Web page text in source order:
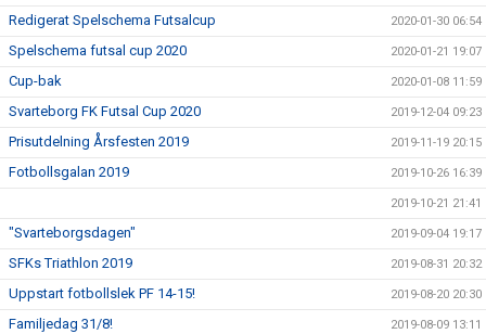
Redigerat Spelschema Futsalcup 2020-01-30 06:54
Spelschema futsal cup 2020 2020-01-21 19:07
Cup-bak 2020-01-08 11:59
Svarteborg FK Futsal Cup 2020 2019-12-04 09:23
Prisutdelning Årsfesten 2019 2019-11-19 20:15
Fotbollsgalan 2019 2019-10-26 16:39
2019-10-21 21:41
"Svarteborgsdagen" 2019-09-04 19:17
SFKs Triathlon 2019 2019-08-31 20:32
Uppstart fotbollslek PF 14-15! 2019-08-20 20:30
Familjedag 31/8! 2019-08-09 13:11